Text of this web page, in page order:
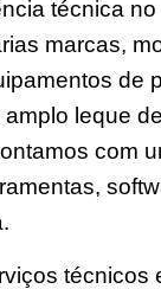
técnica
marcas,
de
leque
com
técnicos